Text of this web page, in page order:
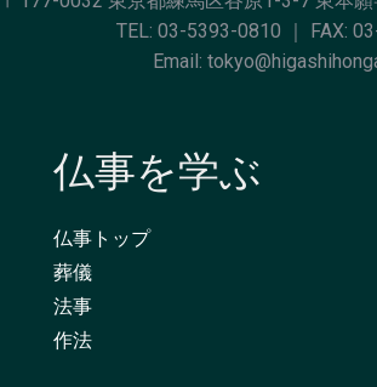
TEL: 03-5393-0810 ｜ FAX:
Email:
仏事を学ぶ
仏事トップ
葬儀
法事
作法